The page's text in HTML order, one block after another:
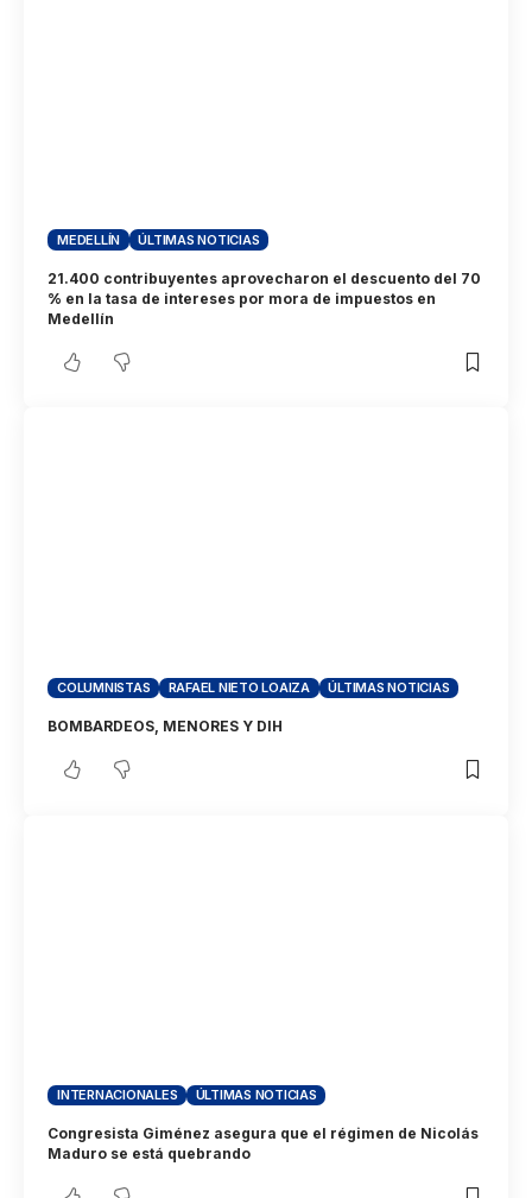
MEDELLÍN ÚLTIMAS NOTICIAS
21.400 contribuyentes aprovecharon el descuento del 70
% en la tasa de intereses por mora de impuestos en
Medellín
COLUMNISTAS RAFAEL NIETO LOAIZA ÚLTIMAS NOTICIAS
BOMBARDEOS, MENORES Y DIH
INTERNACIONALES ÚLTIMAS NOTICIAS
Congresista Giménez asegura que el régimen de Nicolás
Maduro se está quebrando